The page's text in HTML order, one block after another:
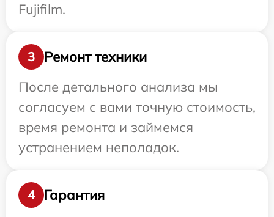
Fujifilm.
3
Ремонт техники
После детального анализа мы
согласуем с вами точную стоимость,
время ремонта и займемся
устранением неполадок.
4
Гарантия